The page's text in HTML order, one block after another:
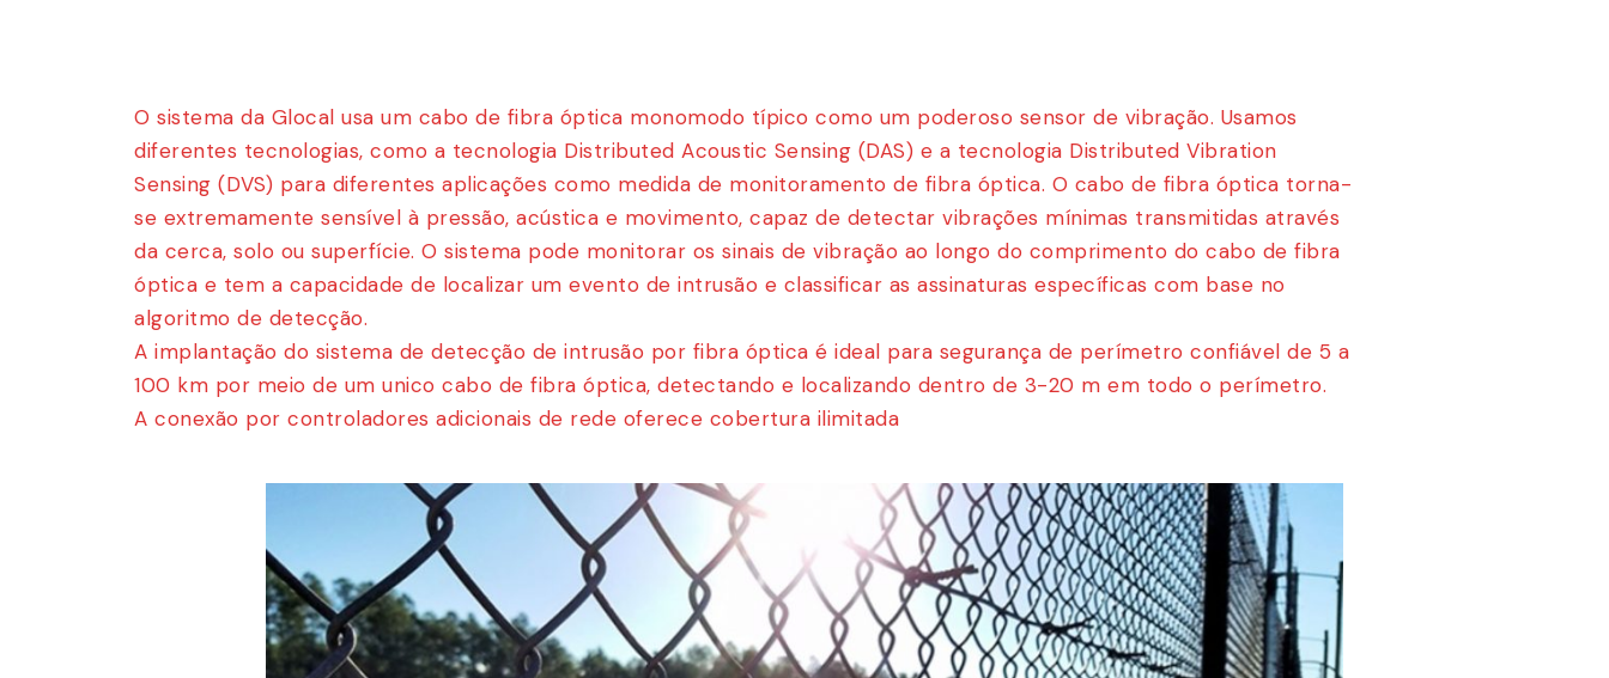
O sistema da Glocal usa um cabo de fibra óptica monomodo típico como um poderoso sensor de vibração. Usamos
diferentes tecnologias, como a tecnologia Distributed Acoustic Sensing (DAS) e a tecnologia Distributed Vibration
Sensing (DVS) para diferentes aplicações como medida de monitoramento de fibra óptica. O cabo de fibra óptica torna-
se extremamente sensível à pressão, acústica e movimento, capaz de detectar vibrações mínimas transmitidas através
da cerca, solo ou superfície. O sistema pode monitorar os sinais de vibração ao longo do comprimento do cabo de fibra
óptica e tem a capacidade de localizar um evento de intrusão e classificar as assinaturas específicas com base no
algoritmo de detecção.
A implantação do sistema de detecção de intrusão por fibra óptica é ideal para segurança de perímetro confiável de 5 a
100 km por meio de um unico cabo de fibra óptica, detectando e localizando dentro de 3-20 m em todo o perímetro.
A conexão por controladores adicionais de rede oferece cobertura ilimitada